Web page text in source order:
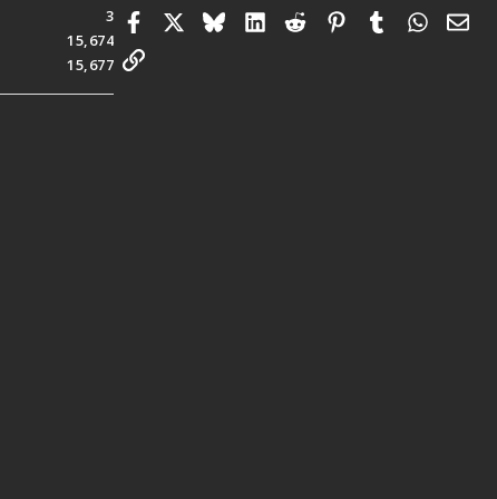
3
15,674
15,677
FacebookBlueskyLinkedIn
RedditPinterestTumblr 電
連結